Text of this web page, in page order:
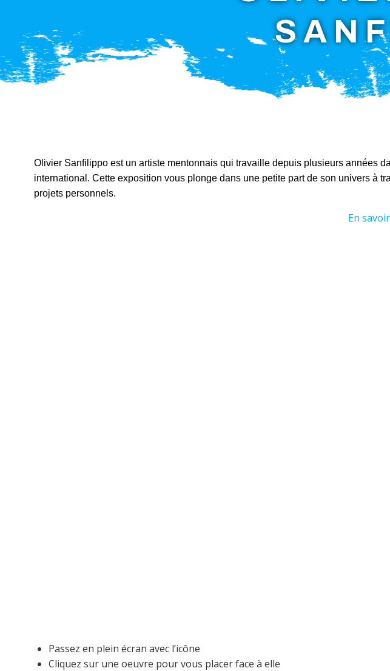
Olivier Sanfilippo est un artiste mentonnais qui travaille depuis plusieurs années
international. Cette exposition vous plonge dans une petite part de son univers à
projets personnels.
En
Passez en plein écran avec l’icône
Cliquez sur une oeuvre pour vous placer face à elle